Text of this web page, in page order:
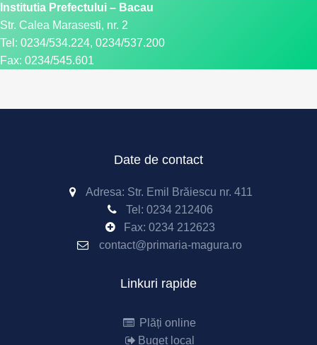
Institutia Prefectului – Bacau
Str. Calea Marasesti, nr. 2
Tel: 0234/534.224, 0234/537.200
Fax: 0234/545.601
Date de contact
Adresa: Str. Emil Brăiescu nr. 411
Tel: 0234 212406
Fax: 0234 212623
contact@primaria-magura.ro
Linkuri rapide
Plăți online
Buget local